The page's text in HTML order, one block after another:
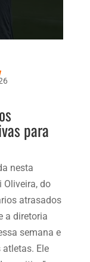
para
nesta
Oliveira, do
atrasados
a diretoria
semana e
Ele